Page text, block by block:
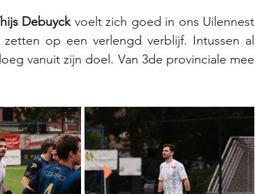
Debuyck voelt zich goed in ons Uilennest
op een verlengd verblijf. Intussen al
vanuit zijn doel. Van 3de provinciale mee